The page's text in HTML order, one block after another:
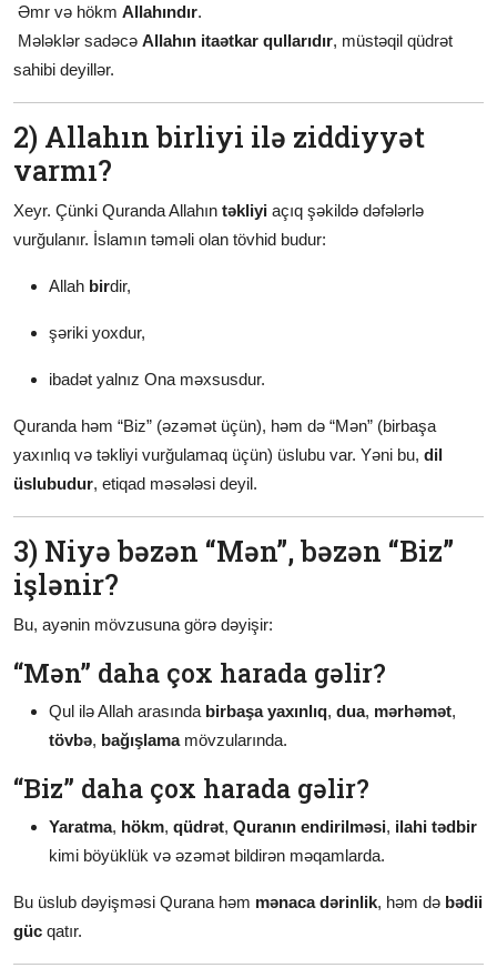
Əmr və hökm Allahındır.
Mələklər sadəcə Allahın itaətkar qullarıdır, müstəqil qüdrət
sahibi deyillər.
2) Allahın birliyi ilə ziddiyyət
varmı?
Xeyr. Çünki Quranda Allahın təkliyi açıq şəkildə dəfələrlə
vurğulanır. İslamın təməli olan tövhid budur:
Allah birdir,
şəriki yoxdur,
ibadət yalnız Ona məxsusdur.
Quranda həm “Biz” (əzəmət üçün), həm də “Mən” (birbaşa
yaxınlıq və təkliyi vurğulamaq üçün) üslubu var. Yəni bu, dil
üslubudur, etiqad məsələsi deyil.
3) Niyə bəzən “Mən”, bəzən “Biz”
işlənir?
Bu, ayənin mövzusuna görə dəyişir:
“Mən” daha çox harada gəlir?
Qul ilə Allah arasında birbaşa yaxınlıq, dua, mərhəmət,
tövbə, bağışlamamövzularında.
“Biz” daha çox harada gəlir?
Yaratma, hökm, qüdrət, Quranın endirilməsi, ilahi tədbir
kimi böyüklük və əzəmət bildirən məqamlarda.
Bu üslub dəyişməsi Qurana həm mənaca dərinlik, həm də bədii
güc qatır.